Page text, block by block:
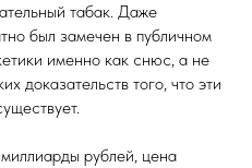
табак. Даже
был замечен в публичном
именно как снюс, а не
доказательств того, что эти
рублей, цена